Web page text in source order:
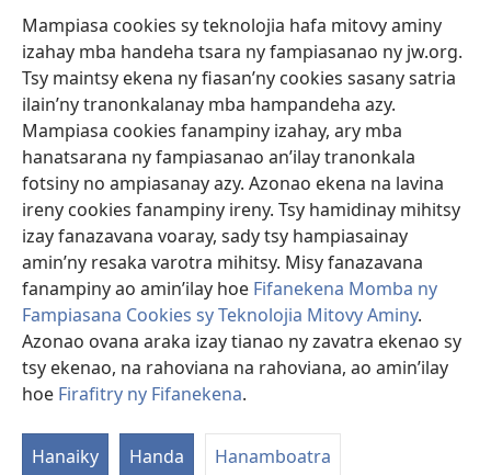
Mampiasa cookies sy teknolojia hafa mitovy aminy
izahay mba handeha tsara ny fampiasanao ny jw.org.
Tsy maintsy ekena ny fiasan’ny cookies sasany satria
ilain’ny tranonkalanay mba hampandeha azy.
Mampiasa cookies fanampiny izahay, ary mba
hanatsarana ny fampiasanao an’ilay tranonkala
fotsiny no ampiasanay azy. Azonao ekena na lavina
ireny cookies fanampiny ireny. Tsy hamidinay mihitsy
izay fanazavana voaray, sady tsy hampiasainay
amin’ny resaka varotra mihitsy. Misy fanazavana
fanampiny ao amin’ilay hoe Fifanekena Momba ny
Fampiasana Cookies sy Teknolojia Mitovy Aminy.
Azonao ovana araka izay tianao ny zavatra ekenao sy
tsy ekenao, na rahoviana na rahoviana, ao amin’ilay
hoe Firafitry ny Fifanekena.
Hanaiky Handa Hanamboatra
Fanomezana
(manokatra
rohy)
FITEHIRIZAM-BOKIN’NY Vavolombelon’i Jehovah
(manokatra
rohy)
JW Hub
(manokatra
rohy)
JW Library
Watchtower Library ®
Copyright© 2026 Watch Tower Bible and Tract Society of Pennsylvania.
FIFANEKENA| FIFANEKENA MOMBA NY TSIAMBARATELO
NY FIFANEKENA